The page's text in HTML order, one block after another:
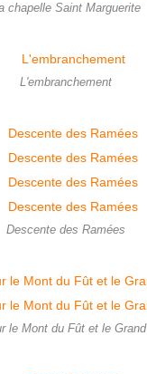
chapelle Saint Marguerite
L'embranchement
Descente des Ramées
le Mont du Fût et le